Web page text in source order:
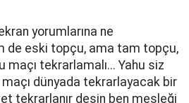
yorumlarına ne
de eski topçu, ama tam topçu,
maçı tekrarlamalı... Yahu siz
maçı dünyada tekrarlayacak bir
tekrarlanır desin ben mesleği